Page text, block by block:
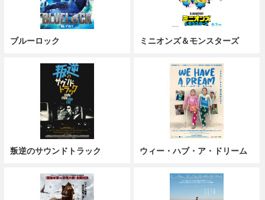
ブルーロック ミニオンズ＆モンスターズ
叛逆のサウンドトラック ウィー・ハブ・ア・ドリーム